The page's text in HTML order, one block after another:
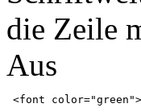
die Zeile
Aus